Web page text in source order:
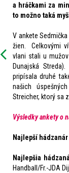
a hráčkami za
to možno taká
V ankete
žien. Celkovými
vlani stali u mužov
Dunajská Streda)
pripísala druhé
našich
Streicher, ktorý sa
Výsledky ankety o
Najlepší hádzanár
Najlepšia
Handball/Fr.-JDA